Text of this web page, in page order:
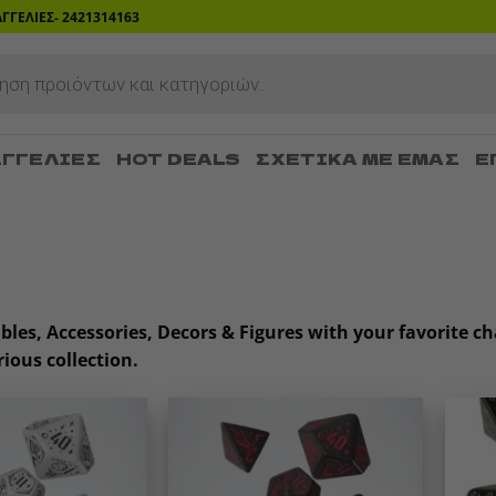
2421314163
HOT DEALS ΣΧΕΤΙΚΆ ΜΕ ΕΜΆΣ
Accessories, Decors & Figures with your favorite
collection.
Add to
wishlist
Add to
wishlist